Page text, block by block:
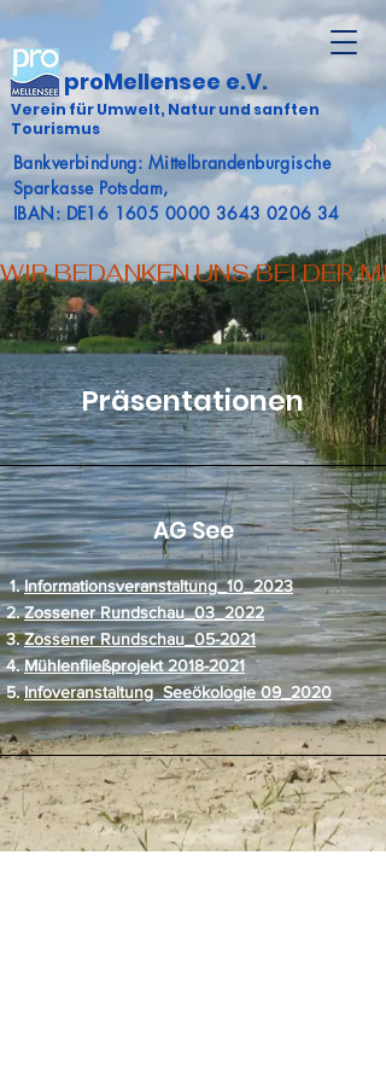
proMellensee e.V.
Verein für Umwelt, Natur und sanften
Tourismus
Bankverbindung: Mittelbrandenburgische
Sparkasse Potsdam,
IBAN: DE16 1605 0000 3643 0206 34
WIR BEDANKEN UNS BEI DER
Präsentationen
AG See
Informationsveranstaltung_10_2023
Zossener Rundschau_03_2022
Zossener Rundschau_05-2021
Mühlenfließprojekt 2018-2021
Infoveranstaltung Seeökologie 09_2020